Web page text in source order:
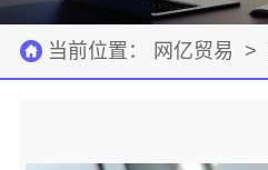
当前位置： 网亿贸易 >